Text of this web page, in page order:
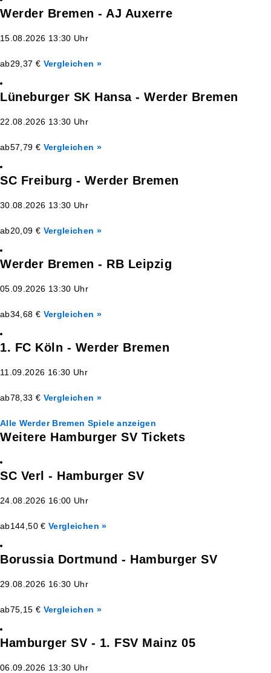
Werder Bremen - AJ Auxerre
15.08.2026 13:30 Uhr
ab29,37 € Vergleichen »
Lüneburger SK Hansa - Werder Bremen
22.08.2026 13:30 Uhr
ab57,79 € Vergleichen »
SC Freiburg - Werder Bremen
30.08.2026 13:30 Uhr
ab20,09 € Vergleichen »
Werder Bremen - RB Leipzig
05.09.2026 13:30 Uhr
ab34,68 € Vergleichen »
1. FC Köln - Werder Bremen
11.09.2026 16:30 Uhr
ab78,33 € Vergleichen »
Alle Werder Bremen Spiele anzeigen
Weitere Hamburger SV Tickets
SC Verl - Hamburger SV
24.08.2026 16:00 Uhr
ab144,50 € Vergleichen »
Borussia Dortmund - Hamburger SV
29.08.2026 16:30 Uhr
ab75,15 € Vergleichen »
Hamburger SV - 1. FSV Mainz 05
06.09.2026 13:30 Uhr